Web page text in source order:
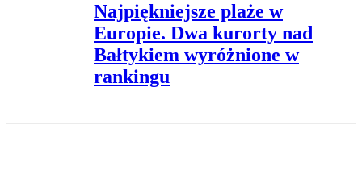
Najpiękniejsze plaże w
Europie. Dwa kurorty nad
Bałtykiem wyróżnione w
rankingu